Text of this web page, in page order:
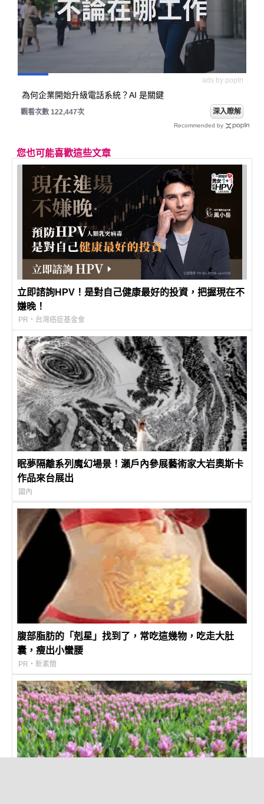
ads by popIn
為何企業開始升級電話系統？AI 是關鍵
觀看次數 122,447次 深入瞭解
Recommended by
您也可能喜歡這些文章
立即諮詢HPV！是對自己健康最好的投資，把握現在不
嫌晚！
PR・台灣癌症基金會
眠夢隔離系列魔幻場景！瀨戶內參展藝術家大岩奧斯卡
作品來台展出
國內
腹部脂肪的「剋星」找到了，常吃這幾物，吃走大肚
囊，瘦出小蠻腰
PR・新素簡